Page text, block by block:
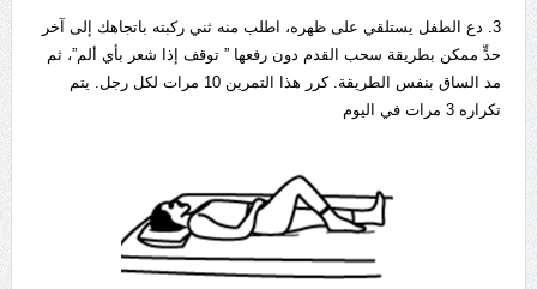
3. دع الطفل يستلقي على ظهره، اطلب منه ثني ركبته باتجاهك إلى آخر
حدٍّ ممكن بطريقة سحب القدم دون رفعها ” توقف إذا شعر بأي ألم”، ثم
مد الساق بنفس الطريقة. كرر هذا التمرين 10 مرات لكل رجل. يتم
تكراره 3 مرات في اليوم